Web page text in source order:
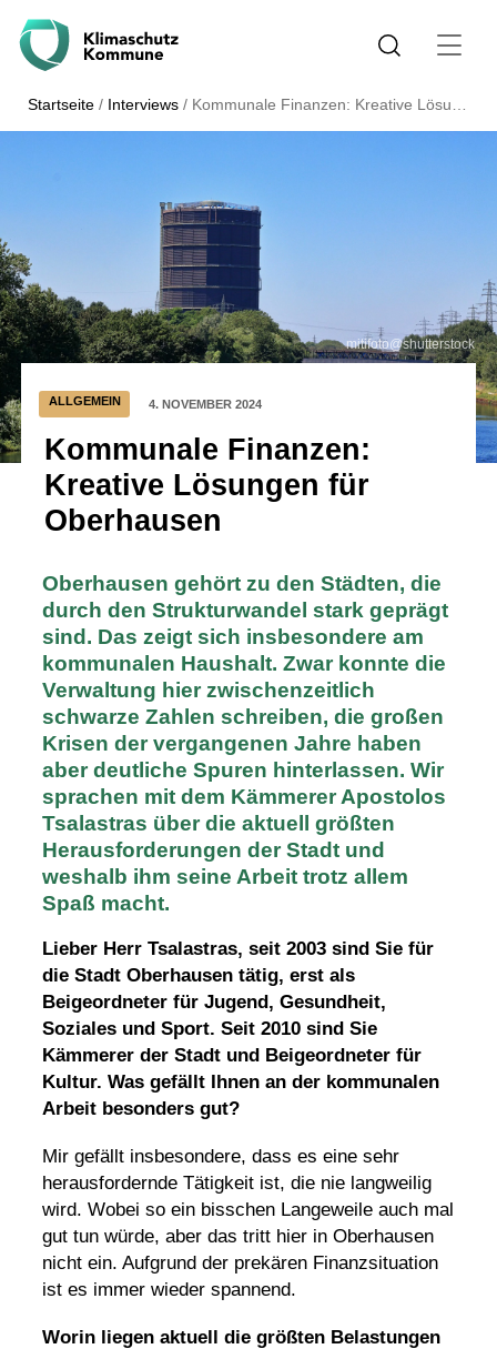
Startseite / Interviews / Kommunale Finanzen: Kreative Lösungen für Oberhausen
mitifoto@shutterstock
ALLGEMEIN 4. NOVEMBER 2024
Kommunale Finanzen:
Kreative Lösungen für
Oberhausen
Oberhausen gehört zu den Städten, die
durch den Strukturwandel stark geprägt
sind. Das zeigt sich insbesondere am
kommunalen Haushalt. Zwar konnte die
Verwaltung hier zwischenzeitlich
schwarze Zahlen schreiben, die großen
Krisen der vergangenen Jahre haben
aber deutliche Spuren hinterlassen. Wir
sprachen mit dem Kämmerer Apostolos
Tsalastras über die aktuell größten
Herausforderungen der Stadt und
weshalb ihm seine Arbeit trotz allem
Spaß macht.
Lieber Herr Tsalastras, seit 2003 sind Sie für
die Stadt Oberhausen tätig, erst als
Beigeordneter für Jugend, Gesundheit,
Soziales und Sport. Seit 2010 sind Sie
Kämmerer der Stadt und Beigeordneter für
Kultur. Was gefällt Ihnen an der kommunalen
Arbeit besonders gut?
Mir gefällt insbesondere, dass es eine sehr
herausfordernde Tätigkeit ist, die nie langweilig
wird. Wobei so ein bisschen Langeweile auch mal
gut tun würde, aber das tritt hier in Oberhausen
nicht ein. Aufgrund der prekären Finanzsituation
ist es immer wieder spannend.
Worin liegen aktuell die größten Belastungen